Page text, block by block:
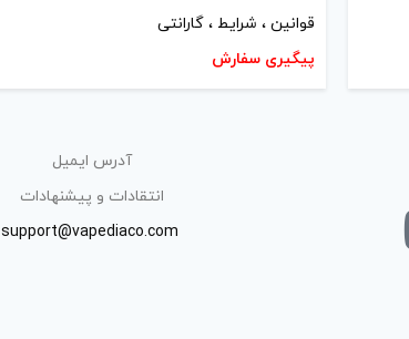
قوانین ، شرایط ، گارانتی
پیگیری سفارش
آدرس ایمیل
انتقادات و پیشنهادات
support@vapediaco.com